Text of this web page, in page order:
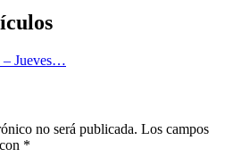
– Jueves…
no será publicada. Los campos
*